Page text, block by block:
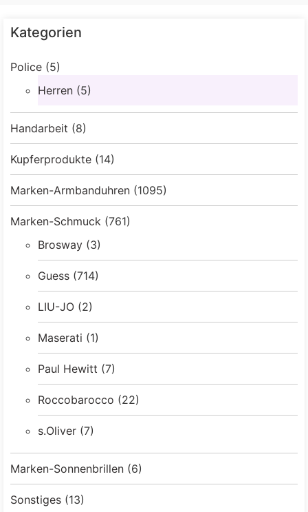
Kategorien
Police (5)
Herren (5)
Handarbeit (8)
Kupferprodukte (14)
Marken-Armbanduhren (1095)
Marken-Schmuck (761)
Brosway (3)
Guess (714)
LIU-JO (2)
Maserati (1)
Paul Hewitt (7)
Roccobarocco (22)
s.Oliver (7)
Marken-Sonnenbrillen (6)
Sonstiges (13)